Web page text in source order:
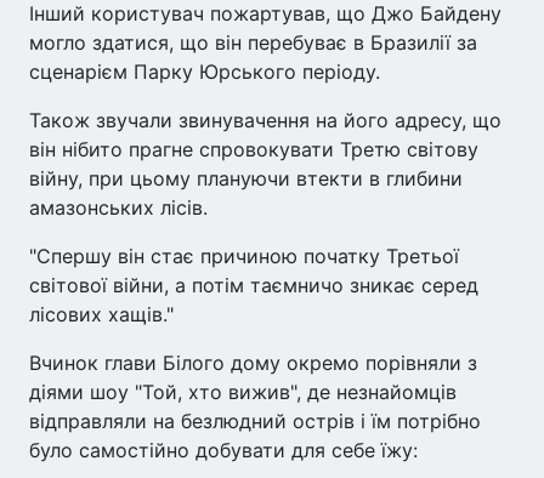
Інший користувач пожартував, що Джо Байдену
могло здатися, що він перебуває в Бразилії за
сценарієм Парку Юрського періоду.
Також звучали звинувачення на його адресу, що
він нібито прагне спровокувати Третю світову
війну, при цьому плануючи втекти в глибини
амазонських лісів.
"Спершу він стає причиною початку Третьої
світової війни, а потім таємничо зникає серед
лісових хащів."
Вчинок глави Білого дому окремо порівняли з
діями шоу "Той, хто вижив", де незнайомців
відправляли на безлюдний острів і їм потрібно
було самостійно добувати для себе їжу: